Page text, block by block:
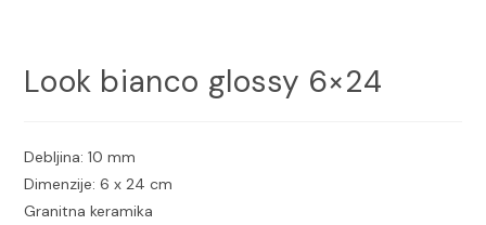
Look bianco glossy 6×24
Debljina: 10 mm
Dimenzije: 6 x 24 cm
Granitna keramika